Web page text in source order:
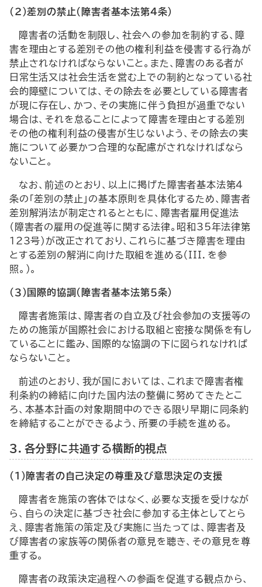
（２）差別の禁止（障害者基本法第４条）
障害者の活動を制限し、社会への参加を制約する、障
害を理由とする差別その他の権利利益を侵害する行為が
禁止されなければならないこと。また、障害のある者が
日常生活又は社会生活を営む上での制約となっている社
会的障壁については、その除去を必要としている障害者
が現に存在し、かつ、その実施に伴う負担が過重でない
場合は、それを怠ることによって障害を理由とする差別
その他の権利利益の侵害が生じないよう、その除去の実
施について必要かつ合理的な配慮がされなければなら
ないこと。
なお、前述のとおり、以上に掲げた障害者基本法第４
条の「差別の禁止」の基本原則を具体化するため、障害者
差別解消法が制定されるとともに、障害者雇用促進法
（障害者の雇用の促進等に関する法律。昭和35年法律第
123号）が改正されており、これらに基づき障害を理由
とする差別の解消に向けた取組を進める（III．を参
照。）。
（３）国際的協調（障害者基本法第５条）
障害者施策は、障害者の自立及び社会参加の支援等の
ための施策が国際社会における取組と密接な関係を有し
ていることに鑑み、国際的な協調の下に図られなければ
ならないこと。
前述のとおり、我が国においては、これまで障害者権
利条約の締結に向けた国内法の整備に努めてきたとこ
ろ、本基本計画の対象期間中のできる限り早期に同条約
を締結することができるよう、所要の手続を進める。
３．各分野に共通する横断的視点
（１）障害者の自己決定の尊重及び意思決定の支援
障害者を施策の客体ではなく、必要な支援を受けなが
ら、自らの決定に基づき社会に参加する主体としてとら
え、障害者施策の策定及び実施に当たっては、障害者及
び障害者の家族等の関係者の意見を聴き、その意見を尊
重する。
障害者の政策決定過程への参画を促進する観点から、